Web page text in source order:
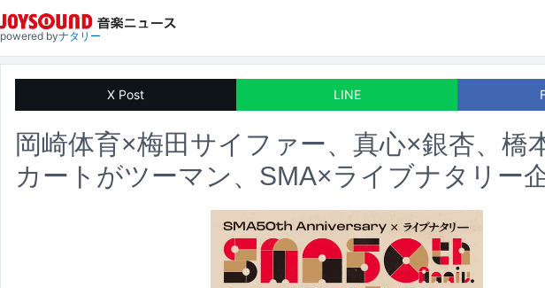
powered byナタリー
X Post LINE
岡崎体育×梅田サイファー、真心×銀杏、橋
カートがツーマン、SMA×ライブナタリー